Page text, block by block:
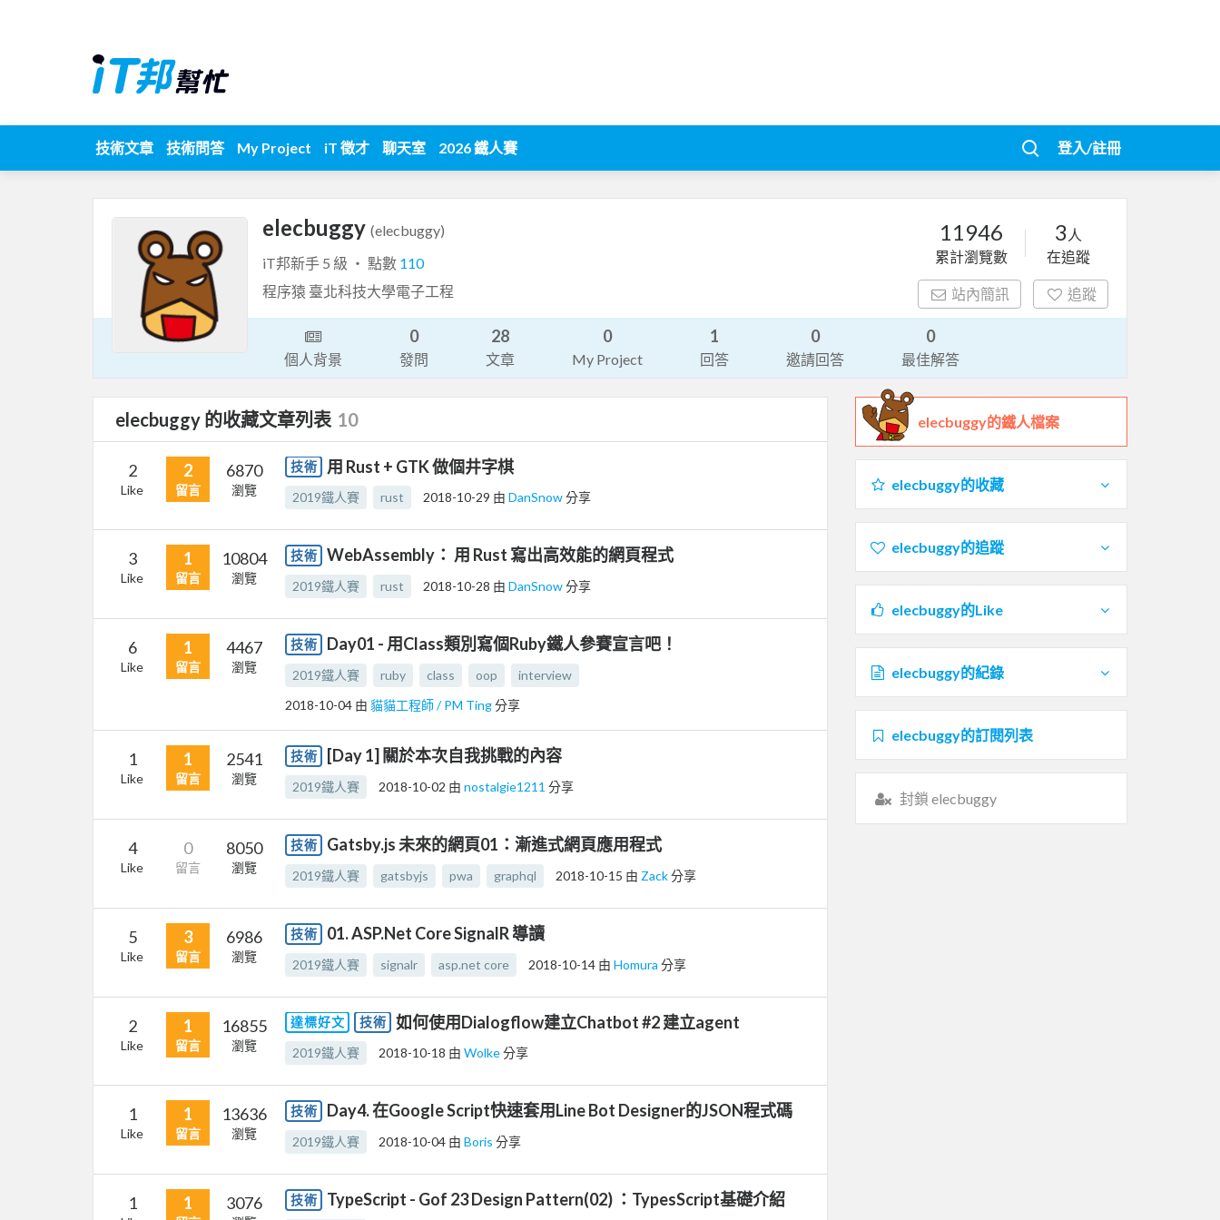
技術文章 技術問答 My Project iT 徵才 聊天室 2026 鐵人賽 登入/註冊
elecbuggy (elecbuggy)
iT邦新手 5 級 ‧ 點數 110
程序猿 臺北科技大學電子工程
11946
累計瀏覽數
3 人
在追蹤
站內簡訊 追蹤
個人背景
0
發問
28
文章
0
My Project
1
回答
0
邀請回答
0
最佳解答
elecbuggy 的收藏文章列表 10
2
Like
2
留言
6870
瀏覽
技術 用 Rust + GTK 做個井字棋
2019鐵人賽 rust 2018-10-29 由 DanSnow分享
3
Like
1
留言
10804
瀏覽
技術 WebAssembly： 用 Rust 寫出高效能的網頁程式
2019鐵人賽 rust 2018-10-28 由 DanSnow分享
6
Like
1
留言
4467
瀏覽
技術 Day01 - 用Class類別寫個Ruby鐵人參賽宣言吧！
2019鐵人賽 ruby class oop
interview
2018-10-04 由 貓貓工程師 / PM Ting分享
1
Like
1
留言
2541
瀏覽
技術 [Day 1] 關於本次自我挑戰的內容
2019鐵人賽 2018-10-02 由 nostalgie1211 分享
4
Like
0
留言
8050
瀏覽
技術 Gatsby.js 未來的網頁01：漸進式網頁應用程式
2019鐵人賽 gatsbyjs pwa graphql 2018-10-15 由 Zack分享
5
Like
3
留言
6986
瀏覽
技術 01. ASP.Net Core SignalR 導讀
2019鐵人賽 signalr asp.net core 2018-10-14 由 Homura 分享
2
Like
1
留言
16855
瀏覽
達標好文 技術 如何使用Dialogflow建立Chatbot #2 建立agent
2019鐵人賽 2018-10-18 由 Wolke分享
1
Like
1
留言
13636
瀏覽
技術 Day4. 在Google Script快速套用Line Bot Designer的JSON程式碼
2019鐵人賽 2018-10-04 由 Boris 分享
1 1 3076 技術 TypeScript - Gof 23 Design Pattern(02) ：TypesScript基礎介紹
elecbuggy的鐵人檔案
elecbuggy的收藏
elecbuggy的追蹤
elecbuggy的Like
elecbuggy的紀錄
elecbuggy的訂閱列表
封鎖 elecbuggy